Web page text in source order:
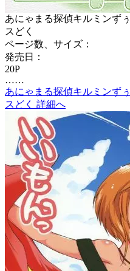
あにゃまる探偵キルミンず
スどく
ページ数、サイズ：
発売日：
20P
……
あにゃまる探偵キルミンず
スどく 詳細へ